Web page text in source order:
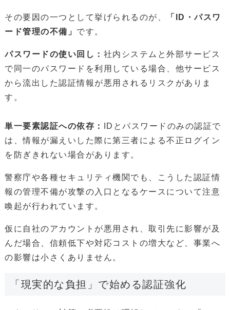
その要因の一つとして挙げられるのが、
「ID・パスワ
ード管理の不備」 です。
パスワードの使い回し： 社内システムと外部サービス
で同一のパスワードを利用している場合、他サービス
から流出した認証情報が悪用されるリスクがありま
す。
単一要素認証への依存：
IDとパスワードのみの認証で
は、情報が漏えいした際に第三者による不正ログイン
を防ぎきれない場合があります。
警察庁や各種セキュリティ機関でも、こうした認証情
報の管理不備が攻撃の入口となるケースについて注意
喚起が行われています。
仮に自社のアカウントが悪用され、取引先に影響が及
んだ場合、信頼低下や対応コストの増大など、事業へ
の影響は小さくありません。
「現実的な負担」で始める認証強化